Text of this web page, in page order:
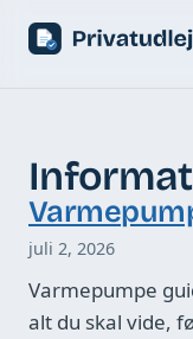
juli 2, 2026
Varmepumpe
alt du skal vide,